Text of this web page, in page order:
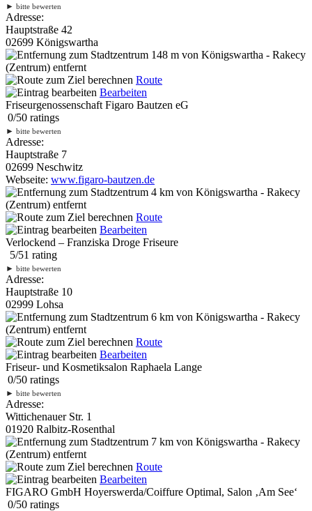
► bitte bewerten
Adresse:
Hauptstraße 42
02699 Königswartha
148 m von Königswartha - Rakecy
(Zentrum) entfernt
Route
Bearbeiten
Friseurgenossenschaft Figaro Bautzen eG
0/50 ratings
► bitte bewerten
Adresse:
Hauptstraße 7
02699 Neschwitz
Webseite: www.figaro-bautzen.de
4 km von Königswartha - Rakecy
(Zentrum) entfernt
Route
Bearbeiten
Verlockend – Franziska Droge Friseure
5/51 rating
► bitte bewerten
Adresse:
Hauptstraße 10
02999 Lohsa
6 km von Königswartha - Rakecy
(Zentrum) entfernt
Route
Bearbeiten
Friseur- und Kosmetiksalon Raphaela Lange
0/50 ratings
► bitte bewerten
Adresse:
Wittichenauer Str. 1
01920 Ralbitz-Rosenthal
7 km von Königswartha - Rakecy
(Zentrum) entfernt
Route
Bearbeiten
FIGARO GmbH Hoyerswerda/Coiffure Optimal, Salon ‚Am See‘
0/50 ratings